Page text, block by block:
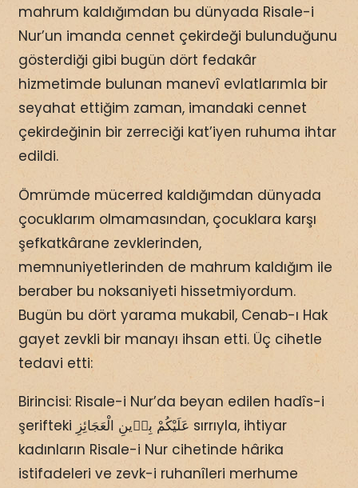
mahrum kaldığımdan bu dünyada Risale-i
Nur’un imanda cennet çekirdeği bulunduğunu
gösterdiği gibi bugün dört fedakâr
hizmetimde bulunan manevî evlatlarımla bir
seyahat ettiğim zaman, imandaki cennet
çekirdeğinin bir zerreciği kat’iyen ruhuma ihtar
edildi.
Ömrümde mücerred kaldığımdan dünyada
çocuklarım olmamasından, çocuklara karşı
şefkatkârane zevklerinden,
memnuniyetlerinden de mahrum kaldığım ile
beraber bu noksaniyeti hissetmiyordum.
Bugün bu dört yarama mukabil, Cenab-ı Hak
gayet zevkli bir manayı ihsan etti. Üç cihetle
tedavi etti:
Birincisi: Risale-i Nur’da beyan edilen hadîs-i
şerifteki عَلَيْكُمْ بِدٖينِ الْعَجَائِزِ sırrıyla, ihtiyar
kadınların Risale-i Nur cihetinde hârika
istifadeleri ve zevk-i ruhanîleri merhume